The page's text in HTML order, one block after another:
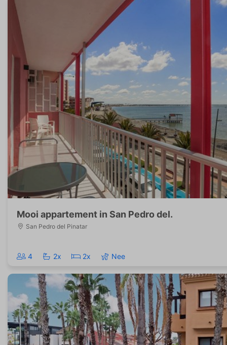
Mooi appartement in San Pedro del.
San Pedro del Pinatar
4 2x 2x Nee